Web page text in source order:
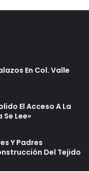
En Col. Valle
El Acceso A La
Lee»
Y Padres
Del Tejido